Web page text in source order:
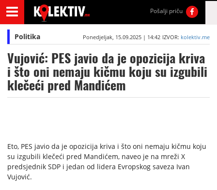
Pošalji priču
Politika Ponedjeljak, 15.09.2025 | 14:42 IZVOR: kolektiv.me
Vujović: PES javio da je opozicija kriva
i što oni nemaju kičmu koju su izgubili
klečeći pred Mandićem
Eto, PES javio da je opozicija kriva i što oni nemaju kičmu koju
su izgubili klečeći pred Mandićem, naveo je na mreži X
predsjednik SDP i jedan od lidera Evropskog saveza Ivan
Vujović.